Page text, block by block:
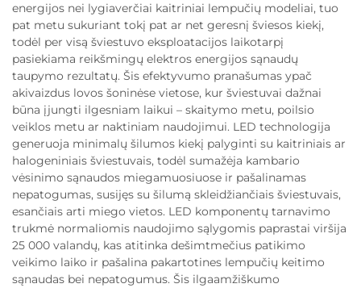
energijos nei lygiaverčiai kaitriniai lempučių modeliai, tuo
pat metu sukuriant tokį pat ar net geresnį šviesos kiekį,
todėl per visą šviestuvo eksploatacijos laikotarpį
pasiekiama reikšmingų elektros energijos sąnaudų
taupymo rezultatų. Šis efektyvumo pranašumas ypač
akivaizdus lovos šoninėse vietose, kur šviestuvai dažnai
būna įjungti ilgesniam laikui – skaitymo metu, poilsio
veiklos metu ar naktiniam naudojimui. LED technologija
generuoja minimalų šilumos kiekį palyginti su kaitriniais ar
halogeniniais šviestuvais, todėl sumažėja kambario
vėsinimo sąnaudos miegamuosiuose ir pašalinamas
nepatogumas, susijęs su šilumą skleidžiančiais šviestuvais,
esančiais arti miego vietos. LED komponentų tarnavimo
trukmė normaliomis naudojimo sąlygomis paprastai viršija
25 000 valandų, kas atitinka dešimtmečius patikimo
veikimo laiko ir pašalina pakartotines lempučių keitimo
sąnaudas bei nepatogumus. Šis ilgaamžiškumo